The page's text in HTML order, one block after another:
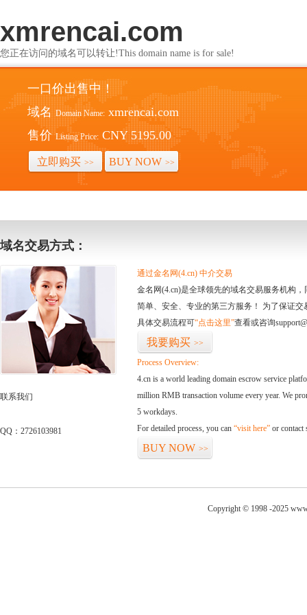
xmrencai.com
您正在访问的域名可以转让!This domain name is for sale!
一口价出售中！
域名 Domain Name: xmrencai.com
售价 Listing Price: CNY 5195.00
立即购买 >> BUY NOW >>
域名交易方式：
联系我们
QQ：2726103981
通过金名网(4.cn) 中介交易
金名网(4.cn)是全球领先的域名交易服务机构
简单、安全、专业的第三方服务！ 为了保证
具体交易流程可“点击这里”查看或咨询
我要购买 >>
Process Overview:
4.cn is a world leading domain escrow service
million RMB transaction volume every year. We
5 workdays.
For detailed process, you can “visit here” or contact
BUY NOW >>
Copyright © 1998 -2025